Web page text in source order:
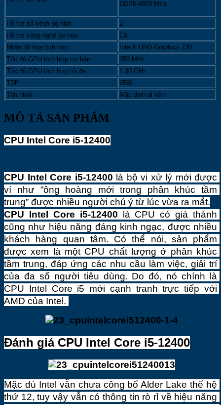
DDR5-4800 MHz
Hỗ trợ số kênh bộ nhớ
2
Hỗ trợ công nghệ ảo hóa
Có
Nhân đồ họa tích hợp
Intel® UHD Graphics 730
Tốc độ GPU tích hợp cơ bản
350 MHz
Tốc độ GPU tích hợp tối đa
1.30 GHz
TDP
65W
Tản nhiệt
Mặc định đi kèm
MÔ TẢ SẢN PHẨM
CPU Intel Core i5-12400
CPU Intel Core i5-12400 là bộ vi xử lý mới được
ví như “ông hoàng mới trong phân khúc tầm
trung” được nhiều người chú ý từ lúc vừa ra mắt.
CPU Intel Core i5-12400
là CPU có giá thành
cũng như hiệu năng đáng kinh ngạc, được nhiều
khách hàng quan tâm. Có thể nói, sản phẩm
được xem là một CPU chất lượng ở phân khúc
tầm trung, đáp ứng các nhu cầu làm việc, giải trí
của đa số người tiêu dùng. Do đó, nó chính là
CPU Intel Core i5 mới cạnh tranh trực tiếp với
AMD của Intel.
Đánh giá CPU Intel Core i5-12400
Mặc dù Intel vẫn chưa công bố Alder Lake thế hệ
thứ 12, tuy vậy vẫn có thông tin rò rỉ về hiệu năng